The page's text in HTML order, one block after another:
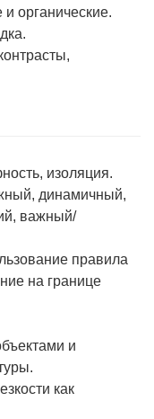
органические.
изоляция.
динамичный,
важный/
правила
на границе
и
как